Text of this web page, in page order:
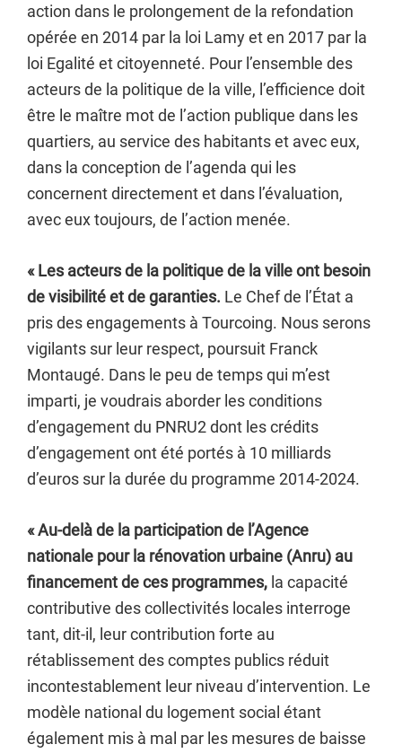
action dans le prolongement de la refondation
opérée en 2014 par la loi Lamy et en 2017 par la
loi Egalité et citoyenneté. Pour l’ensemble des
acteurs de la politique de la ville, l’efficience doit
être le maître mot de l’action publique dans les
quartiers, au service des habitants et avec eux,
dans la conception de l’agenda qui les
concernent directement et dans l’évaluation,
avec eux toujours, de l’action menée.
« Les acteurs de la politique de la ville ont besoin
de visibilité et de garanties. Le Chef de l’État a
pris des engagements à Tourcoing. Nous serons
vigilants sur leur respect, poursuit Franck
Montaugé. Dans le peu de temps qui m’est
imparti, je voudrais aborder les conditions
d’engagement du PNRU2 dont les crédits
d’engagement ont été portés à 10 milliards
d’euros sur la durée du programme 2014-2024.
« Au-delà de la participation de l’Agence
nationale pour la rénovation urbaine (Anru) au
financement de ces programmes, la capacité
contributive des collectivités locales interroge
tant, dit-il, leur contribution forte au
rétablissement des comptes publics réduit
incontestablement leur niveau d’intervention. Le
modèle national du logement social étant
également mis à mal par les mesures de baisse